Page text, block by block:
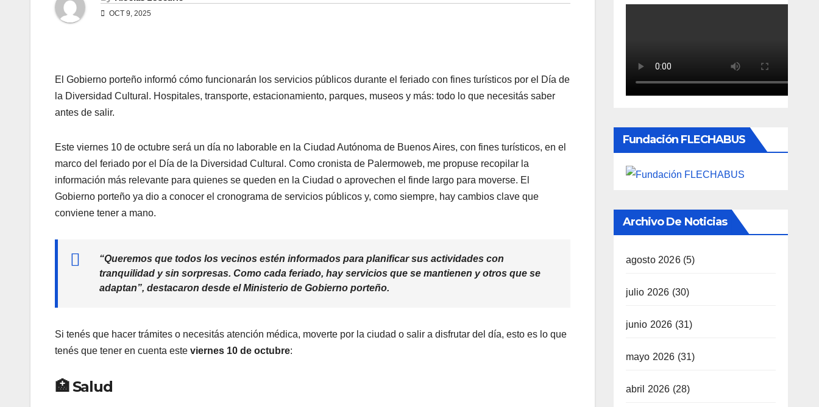
OCT 9, 2025
El Gobierno porteño informó cómo funcionarán los servicios públicos durante el feriado con fines turísticos por el Día de
la Diversidad Cultural. Hospitales, transporte, estacionamiento, parques, museos y más: todo lo que necesitás saber
antes de salir.
Este viernes 10 de octubre será un día no laborable en la Ciudad Autónoma de Buenos Aires, con fines turísticos, en el
marco del feriado por el Día de la Diversidad Cultural. Como cronista de Palermoweb, me propuse recopilar la
información más relevante para quienes se queden en la Ciudad o aprovechen el finde largo para moverse. El
Gobierno porteño ya dio a conocer el cronograma de servicios públicos y, como siempre, hay cambios clave que
conviene tener a mano.
“Queremos que todos los vecinos estén informados para planificar sus actividades con
tranquilidad y sin sorpresas. Como cada feriado, hay servicios que se mantienen y otros que se
adaptan”, destacaron desde el Ministerio de Gobierno porteño.
Si tenés que hacer trámites o necesitás atención médica, moverte por la ciudad o salir a disfrutar del día, esto es lo que
tenés que tener en cuenta este viernes 10 de octubre:
🏥 Salud
Fundación FLECHABUS
Archivo De Noticias
agosto 2026(5)
julio 2026 (30)
junio 2026 (31)
mayo 2026 (31)
abril 2026 (28)